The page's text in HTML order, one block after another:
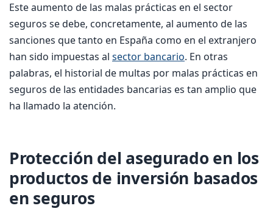
Este aumento de las malas prácticas en el sector
seguros se debe, concretamente, al aumento de las
sanciones que tanto en España como en el extranjero
han sido impuestas al sector bancario. En otras
palabras, el historial de multas por malas prácticas en
seguros de las entidades bancarias es tan amplio que
ha llamado la atención.
Protección del asegurado en los
productos de inversión basados
en seguros